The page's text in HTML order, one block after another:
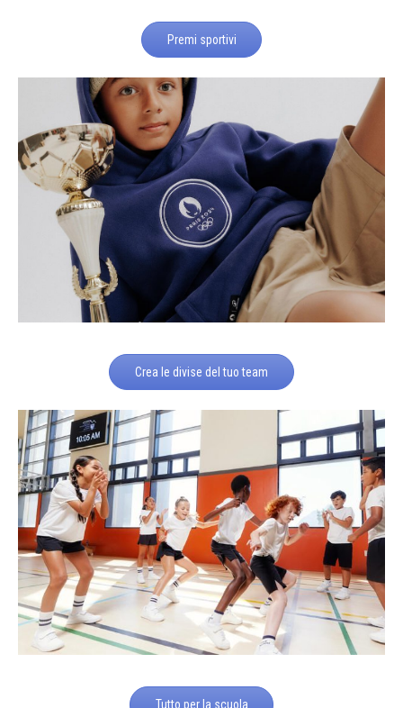
Premi sportivi
Crea le divise del tuo team
Tutto per la scuola